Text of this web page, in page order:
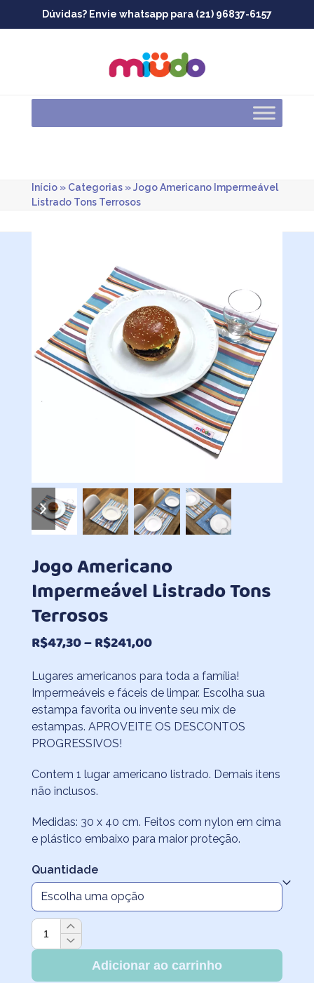
Dúvidas? Envie whatsapp para (21) 96837-6157
Início» Categorias»Jogo Americano Impermeável
Listrado Tons Terrosos
previous
slide
next
slide
Jogo Americano
Impermeável Listrado Tons
Terrosos
R$47,30–R$241,00Faixa
preço:
R$47,30
através
Lugares americanos para toda a família!
Impermeáveis e fáceis de limpar. Escolha sua
estampa favorita ou invente seu mix de
estampas. APROVEITE OS DESCONTOS
PROGRESSIVOS!
Contem 1 lugar americano listrado. Demais itens
não inclusos.
Medidas: 30 x 40 cm. Feitos com nylon em cima
e plástico embaixo para maior proteção.
Quantidade
Jogo
Americano
Impermeável
Listrado
Adicionar ao carrinho